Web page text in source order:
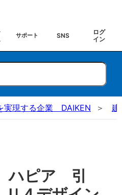
サポート SNS
ログ
イン
実現する企業 DAIKEN 建
ハピア 引